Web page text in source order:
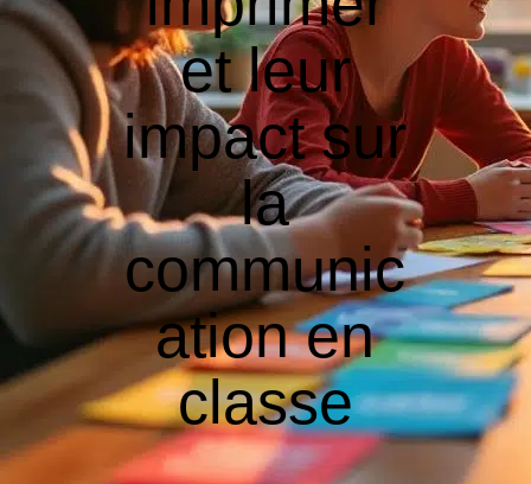
et leur
impact sur
la
communic
ation en
classe